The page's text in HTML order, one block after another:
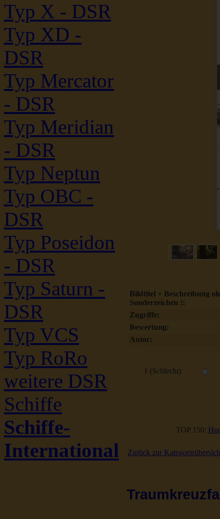
Typ X - DSR
Typ XD -
DSR
Typ Mercator
- DSR
Typ Meridian
- DSR
Typ Neptun
Typ OBC -
DSR
Typ Poseidon
- DSR
Typ Saturn -
DSR
Typ VCS
Typ RoRo
weitere DSR
Schiffe
Schiffe-
International
Bildtitel + Beschreibung
Sonderzeichen !:
Zugriffe:
Bewertung:
Autor:
1 (Schlecht)
TOP 150:
Zurück zur